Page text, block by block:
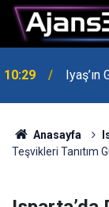
10:29 Iyaş’ın
00:52
Anasayfa
Teşvikleri Tanıtım